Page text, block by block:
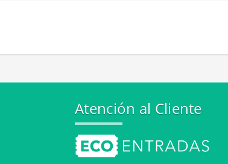
Atención al Cliente